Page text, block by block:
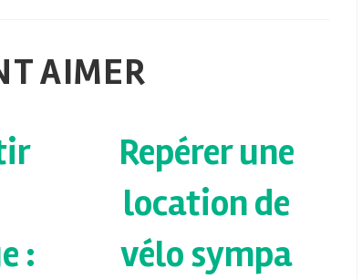
AIMER
:
Repérer une
location de
vélo sympa